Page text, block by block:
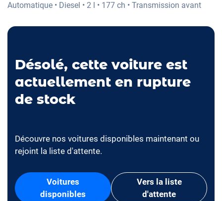
Automatique • Diesel • 2 l • 177 ch • Transmission avant
Désolé, cette voiture est
actuellement en rupture
de stock
Découvre nos voitures disponibles maintenant ou
rejoint la liste d'attente.
Voitures
disponibles
Vers la liste
d'attente